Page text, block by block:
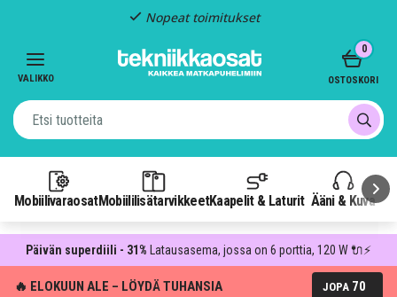
Kiinteä toimitus: 4,95 €
VALIKKO
MobiilivaraosatMobiililisätarvikkeetKaapelit & Laturit Ääni & Kuva
0
OSTOSKORI
Päivän superdiili - 31% Latausasema, jossa on 6 porttia, 120 W 🔌⚡
🔥 ELOKUUN ALE – LÖYDÄ TUHANSIA
JOPA 70